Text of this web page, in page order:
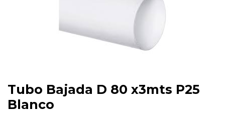
Tubo Bajada D 80 x3mts P25
Blanco